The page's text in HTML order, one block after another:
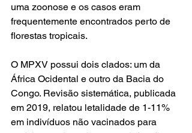
uma zoonose e os casos eram
frequentemente encontrados perto de
florestas tropicais.
O MPXV possui dois clados: um da
África Ocidental e outro da Bacia do
Congo. Revisão sistemática, publicada
em 2019, relatou letalidade de 1-11%
em indivíduos não vacinados para